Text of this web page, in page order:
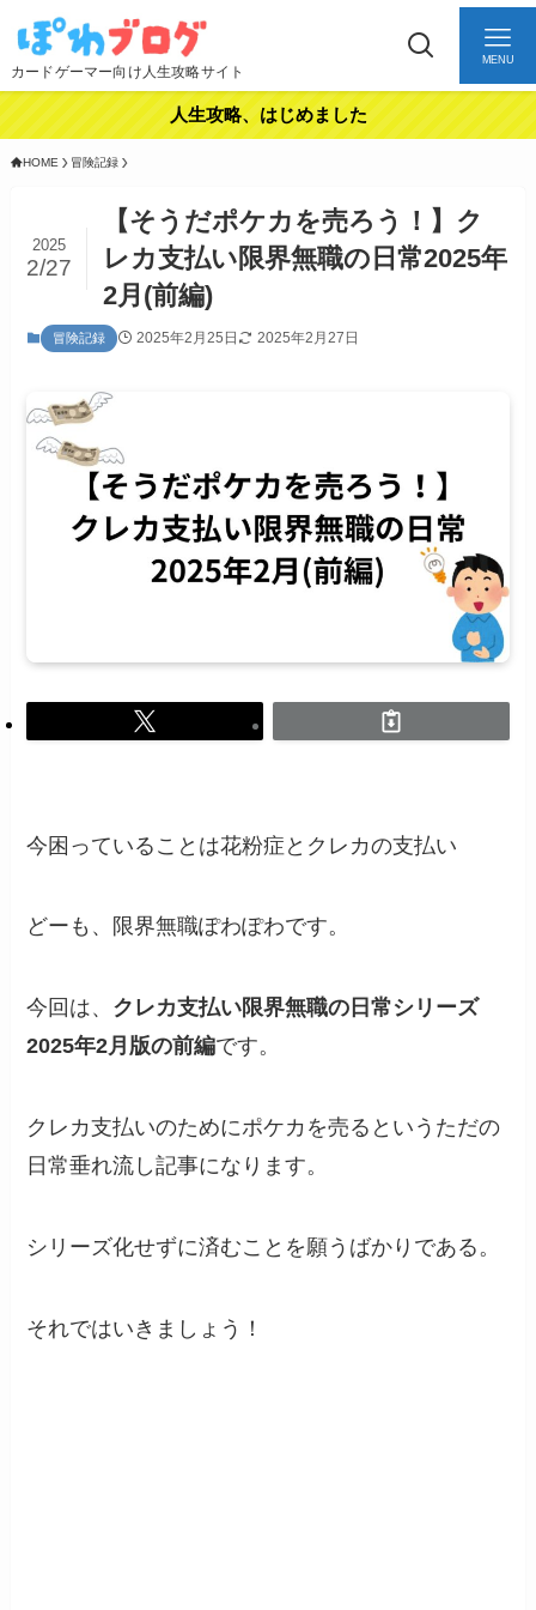
カードゲーマー向け人生攻略サイト
MENU
人生攻略、はじめました
HOME 冒険記録
【そうだポケカを売ろう！】ク
レカ支払い限界無職の日常2025年
2月(前編)
2025
2/27
冒険記録 2025年2月25日 2025年2月27日
今困っていることは花粉症とクレカの支払い
どーも、限界無職ぽわぽわです。
今回は、 クレカ支払い限界無職の日常シリーズ
2025年2月版の前編です。
クレカ支払いのためにポケカを売るというただの
日常垂れ流し記事になります。
シリーズ化せずに済むことを願うばかりである。
それではいきましょう！